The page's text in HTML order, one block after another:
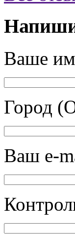
Ваше
Город
Ваш e-